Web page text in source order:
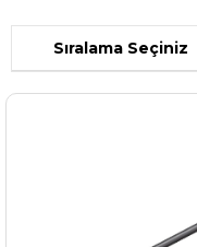
Sıralama